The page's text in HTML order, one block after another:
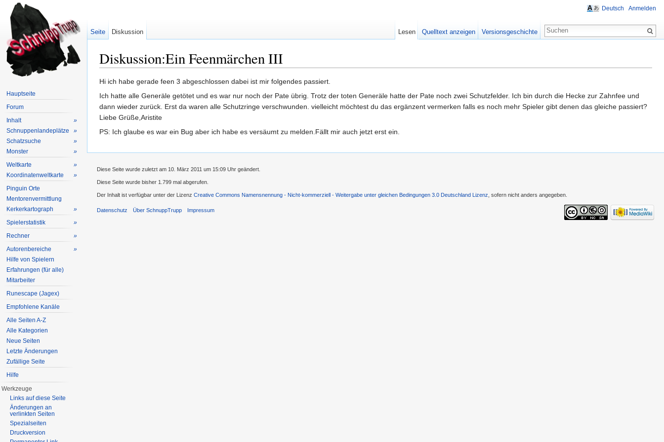
Diskussion:Ein Feenmärchen III
Hi ich habe gerade feen 3 abgeschlossen dabei ist mir folgendes passiert.
Ich hatte alle Generäle getötet und es war nur noch der Pate übrig. Trotz der toten Generäle hatte der Pate noch zwei Schutzfelder. Ich bin durch die Hecke zur Zahnfee und
dann wieder zurück. Erst da waren alle Schutzringe verschwunden. vielleicht möchtest du das ergänzent vermerken falls es noch mehr Spieler gibt denen das gleiche passiert?
Liebe Grüße,Aristite
PS: Ich glaube es war ein Bug aber ich habe es versäumt zu melden.Fällt mir auch jetzt erst ein.
Deutsch Anmelden
Seite Diskussion Lesen Quelltext anzeigen Versionsgeschichte
Hauptseite
Forum
Inhalt
»
Schnuppenlandeplätze
»
Schatzsuche
»
Monster
»
Weltkarte
»
Koordinatenweltkarte
»
Pinguin Orte
Mentorenvermittlung
Kerkerkartograph
»
Spielerstatistik
»
Rechner
»
Autorenbereiche
»
Hilfe von Spielern
Erfahrungen (für alle)
Mitarbeiter
Runescape (Jagex)
Empfohlene Kanäle
Alle Seiten A-Z
Alle Kategorien
Neue Seiten
Letzte Änderungen
Zufällige Seite
Hilfe
Werkzeuge
Links auf diese Seite
Änderungen an
verlinkten Seiten
Spezialseiten
Druckversion
Diese Seite wurde zuletzt am 10. März 2011 um 15:09 Uhr geändert.
Diese Seite wurde bisher 1.799 mal abgerufen.
Der Inhalt ist verfügbar unter der Lizenz Creative Commons Namensnennung - Nicht-kommerziell - Weitergabe unter gleichen Bedingungen 3.0 Deutschland Lizenz, sofern nicht anders angegeben.
Datenschutz Über SchnuppTrupp Impressum